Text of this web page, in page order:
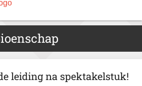
leiding na spektakelstuk!